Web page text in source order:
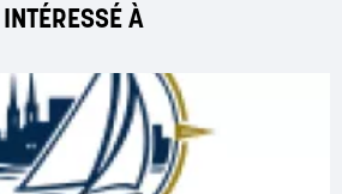
INTÉRESSÉ À